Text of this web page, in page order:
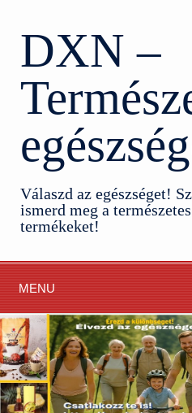
DXN –
Válaszd az egészséget!
ismerd meg a
termékeket!
MENU